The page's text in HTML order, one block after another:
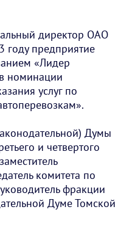
директор ОАО
году предприятие
«Лидер
номинации
услуг по
Думы
и четвертого
комитета по
фракции
Думе Томской